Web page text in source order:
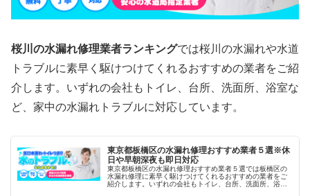
桜川の水漏れ修理業者ランキングでは桜川の水漏れや水道
トラブルに素早く駆けつけてくれるおすすめの業者をご紹
介します。いずれの会社もトイレ、台所、洗面所、浴室な
ど、家中の水漏れトラブルに対応しています。
東京都板橋区の水漏れ修理おすすめ業者５選※休
日や早朝深夜も即日対応
東京都板橋区の水漏れ修理おすすめ業者５選では板橋区の
水漏れ修理に素早く駆けつけてくれるおすすめの業者をご
紹介します。いずれの会社もトイレ、台所、洗面所、浴室